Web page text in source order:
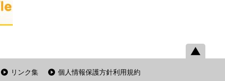
リンク集 個人情報保護方針利用規約